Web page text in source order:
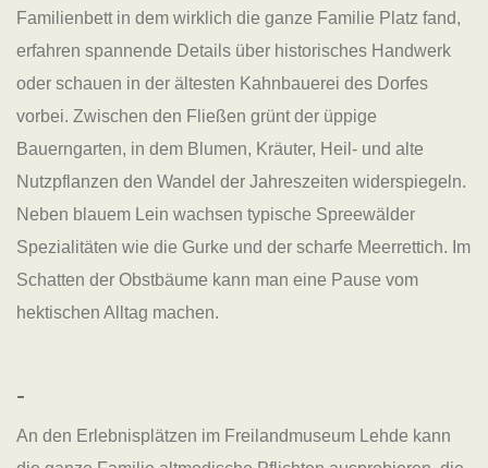
Familienbett in dem wirklich die ganze Familie Platz fand,
erfahren spannende Details über historisches Handwerk
oder schauen in der ältesten Kahnbauerei des Dorfes
vorbei. Zwischen den Fließen grünt der üppige
Bauerngarten, in dem Blumen, Kräuter, Heil- und alte
Nutzpflanzen den Wandel der Jahreszeiten widerspiegeln.
Neben blauem Lein wachsen typische Spreewälder
Spezialitäten wie die Gurke und der scharfe Meerrettich. Im
Schatten der Obstbäume kann man eine Pause vom
hektischen Alltag machen.
-
An den Erlebnisplätzen im Freilandmuseum Lehde kann